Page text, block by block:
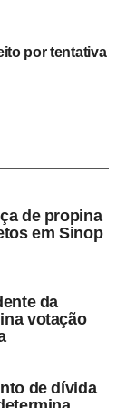
em
da pessoa
utilizada.
usuária deverá
Em
classificação
propaganda
de
por tentativa
de propina
em Sinop
da
votação
de dívida